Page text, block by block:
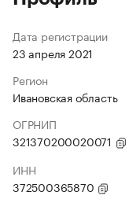
Дата регистрации
23 апреля 2021
Регион
Ивановская область
ОГРНИП
321370200020071
ИНН
372500365870